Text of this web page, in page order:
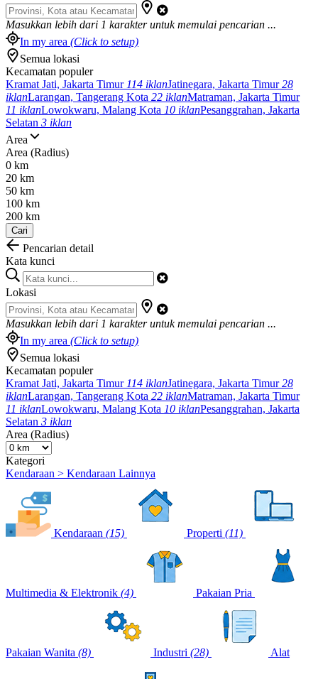
Masukkan lebih dari 1 karakter untuk memulai pencarian ...
In my area (Click to setup)
Semua lokasi
Kecamatan populer
Kramat Jati, Jakarta Timur 114 iklanJatinegara, Jakarta Timur28
iklanLarangan, Tangerang Kota 22 iklanMatraman, Jakarta Timur
11 iklanLowokwaru, Malang Kota 10 iklanPesanggrahan, Jakarta
Selatan 3 iklan
Area
Area (Radius)
0 km
20 km
50 km
100 km
200 km
Cari
Pencarian detail
Kata kunci
Lokasi
Masukkan lebih dari 1 karakter untuk memulai pencarian ...
In my area (Click to setup)
Semua lokasi
Kecamatan populer
Kramat Jati, Jakarta Timur 114 iklanJatinegara, Jakarta Timur28
iklanLarangan, Tangerang Kota 22 iklanMatraman, Jakarta Timur
11 iklanLowokwaru, Malang Kota 10 iklanPesanggrahan, Jakarta
Selatan 3 iklan
Area (Radius)
Kategori
Kendaraan > Kendaraan Lainnya
Kendaraan (15) Properti (11)
Multimedia & Elektronik (4) Pakaian Pria
Pakaian Wanita (8) Industri (28) Alat